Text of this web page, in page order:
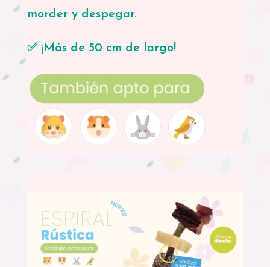
morder y despegar.
✅ ¡Más de 50 cm de largo!